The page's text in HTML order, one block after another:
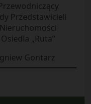
Przedstawicieli
Nieruchomości
Osiedla „Ruta”
Gontarz